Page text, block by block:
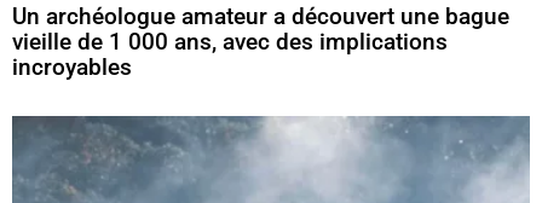
Un archéologue amateur a découvert une bague
vieille de 1 000 ans, avec des implications
incroyables